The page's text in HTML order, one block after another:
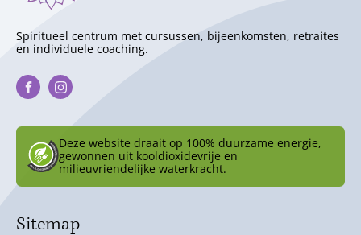
Spiritueel centrum met cursussen, bijeenkomsten, retraites
en individuele coaching.
Deze website draait op 100% duurzame energie,
gewonnen uit kooldioxidevrije en
milieuvriendelijke waterkracht.
Sitemap